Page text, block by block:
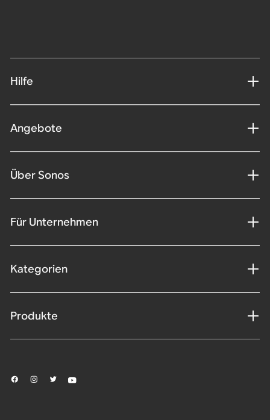
Hilfe
Angebote
Über Sonos
Für Unternehmen
Kategorien
Produkte